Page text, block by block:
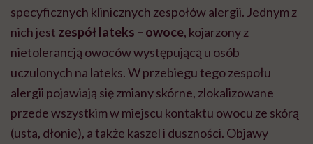
specyficznych klinicznych zespołów alergii. Jednym z
nich jest zespół lateks – owoce, kojarzony z
nietolerancją owoców występującą u osób
uczulonych na lateks. W przebiegu tego zespołu
alergii pojawiają się zmiany skórne, zlokalizowane
przede wszystkim w miejscu kontaktu owocu ze skórą
(usta, dłonie), a także kaszel i duszności. Objawy